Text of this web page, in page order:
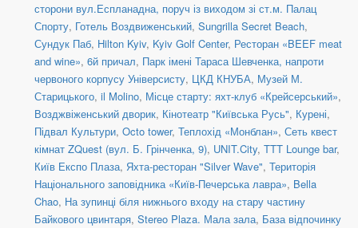
сторони вул.Еспланадна, поруч із виходом зі ст.м. Палац
Спорту, Готель Воздвиженський, Sungrilla Secret Beach,
Сундук Паб, Hilton Kyiv, Kyiv Golf Center, Ресторан «BEEF meat
and wine», 6й причал, Парк імені Тараса Шевченка, напроти
червоного корпусу Універсисту, ЦКД КНУБА, Музей М.
Старицького, il Molino, Місце старту: яхт-клуб «Крейсерський»,
Возджвіженський дворик, Кінотеатр "Київська Русь", Курені,
Підвал Культури, Octo tower, Теплохід «Монблан», Сеть квест
кімнат ZQuest (вул. Б. Грінченка, 9), UNIT.City, TTT Lounge bar,
Київ Експо Плаза, Яхта-ресторан "Silver Wave", Територія
Національного заповідника «Київ-Печерська лавра», Bella
Chao, На зупинці біля нижнього входу на стару частину
Байкового цвинтаря, Stereo Plaza. Мала зала, База відпочинку